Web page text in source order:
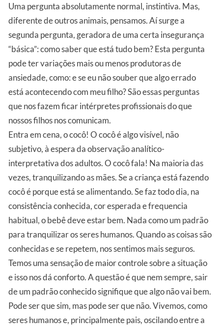
Uma pergunta absolutamente normal, instintiva. Mas,
diferente de outros animais, pensamos. Aí surge a
segunda pergunta, geradora de uma certa insegurança
“básica”: como saber que está tudo bem? Esta pergunta
pode ter variações mais ou menos produtoras de
ansiedade, como: e se eu não souber que algo errado
está acontecendo com meu filho? São essas perguntas
que nos fazem ficar intérpretes profissionais do que
nossos filhos nos comunicam.
Entra em cena, o cocô! O cocô é algo visível, não
subjetivo, à espera da observação analítico-
interpretativa dos adultos. O cocô fala! Na maioria das
vezes, tranquilizando as mães. Se a criança está fazendo
cocô é porque está se alimentando. Se faz todo dia, na
consistência conhecida, cor esperada e frequencia
habitual, o bebê deve estar bem. Nada como um padrão
para tranquilizar os seres humanos. Quando as coisas são
conhecidas e se repetem, nos sentimos mais seguros.
Temos uma sensação de maior controle sobre a situação
e isso nos dá conforto. A questão é que nem sempre, sair
de um padrão conhecido signifique que algo não vai bem.
Pode ser que sim, mas pode ser que não. Vivemos, como
seres humanos e, principalmente pais, oscilando entre a